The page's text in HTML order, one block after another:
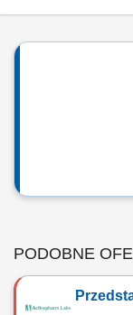
PODOBNE